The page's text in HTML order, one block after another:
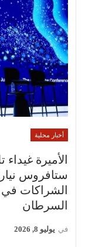
أخبار محلية
الأميرة
ستافروس
الشراكات في
السرطان
في يوليو 8, 2026